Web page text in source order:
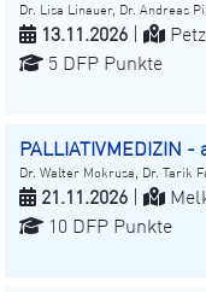
Dr. Lisa Linauer, Dr. Andreas
13.11.2026
5 DFP Punkte
PALLIATIVMEDIZIN
Dr. Walter Mokrusa, Dr. Tarik
21.11.2026
10 DFP Punkte